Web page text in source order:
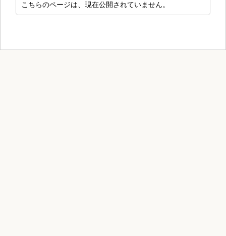
こちらのページは、現在公開されていません。